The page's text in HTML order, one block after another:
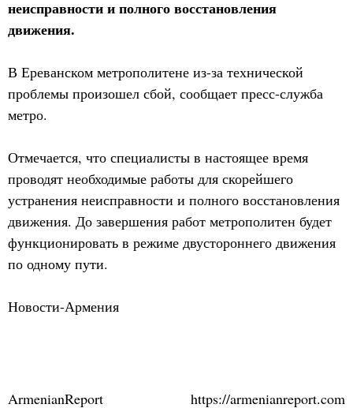
неисправности и полного восстановления
движения.
В Ереванском метрополитене из-за технической
проблемы произошел сбой, сообщает пресс-служба
метро.
Отмечается, что специалисты в настоящее время
проводят необходимые работы для скорейшего
устранения неисправности и полного восстановления
движения. До завершения работ метрополитен будет
функционировать в режиме двустороннего движения
по одному пути.
Новости-Армения
ArmenianReport https://armenianreport.com